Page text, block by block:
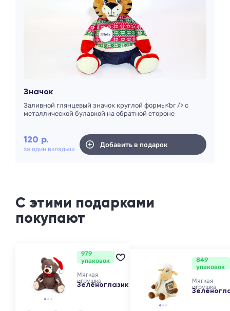
Значок
Заливной глянцевый значок круглой формы<br /> с
металлической булавкой на обратной стороне
120 р.
за один вкладыш
Добавить в подарок
С этими подарками
покупают
979
упаковок
Мягкая
игрушка
Зеленоглазик
849
упаковок
Мягкая
игрушка